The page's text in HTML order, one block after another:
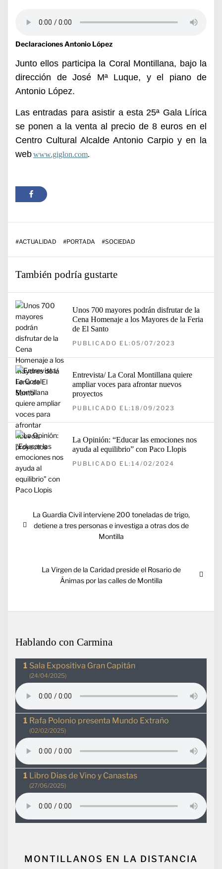
Declaraciones Antonio López
Junto ellos participa la Coral Montillana, bajo la
dirección de José Mª Luque, y el piano de
Antonio López.
Las entradas para asistir a esta 25ª Gala Lírica
se ponen a la venta al precio de 8 euros en el
Centro Cultural Alcalde Antonio Carpio y en la
webwww.giglon.com.
#ACTUALIDAD #PORTADA #SOCIEDAD
También podría gustarte
Unos 700 mayores podrán disfrutar de la
Cena Homenaje a los Mayores de la Feria
de El Santo
PUBLICADO EL:05/07/2023
Entrevista/ La Coral Montillana quiere
ampliar voces para afrontar nuevos
proyectos
PUBLICADO EL:18/09/2023
La Opinión: “Educar las emociones nos
ayuda al equilibrio” con Paco Llopis
PUBLICADO EL:14/02/2024
de
Entrada
anterior:
La Guardia Civil interviene 200 toneladas de trigo,
detiene a tres personas e investiga a otras dos de
Montilla
Entrada
siguiente:
La Virgen de la Caridad preside el Rosario de
Ánimas por las calles de Montilla
Hablando con Carmina
Sala Expositiva Gran Capitán
(24/04/2025)
Rafa Polonio presenta Mundo Extraño
(02/02/2025)
Libro Dias de Vino y Canastas
(27/06/2025)
MONTILLANOS EN LA DISTANCIA